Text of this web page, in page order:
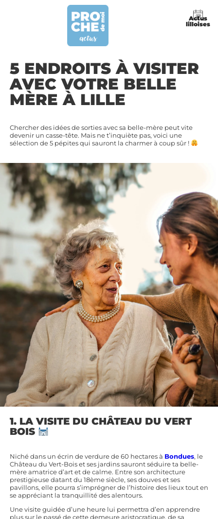
Actus
lilloises
5 ENDROITS À VISITER
AVEC VOTRE BELLE
MÈRE À LILLE
Chercher des idées de sorties avec sa belle-mère peut vite
devenir un casse-tête. Mais ne t’inquiète pas, voici une
sélection de 5 pépites qui sauront la charmer à coup sûr !
1. LA VISITE DU CHÂTEAU DU VERT
BOIS
Niché dans un écrin de verdure de 60 hectares à Bondues, le
Château du Vert-Bois et ses jardins sauront séduire ta belle-
mère amatrice d’art et de calme. Entre son architecture
prestigieuse datant du 18ème siècle, ses douves et ses
pavillons, elle pourra s’imprégner de l’histoire des lieux tout en
se appréciant la tranquillité des alentours.
Une visite guidée d’une heure lui permettra d’en apprendre
plus sur le passé de cette demeure aristocratique, de sa